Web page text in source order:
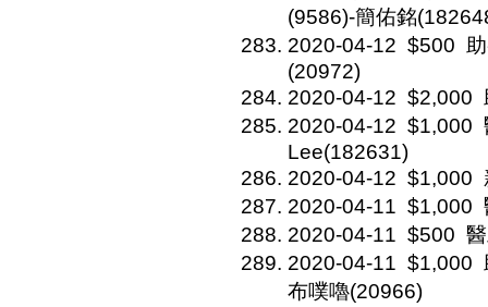
(9586)-簡佑銘
2020-04-12 $500
(20972)
2020-04-12 $2,000
2020-04-12 $1,000
Lee(182631)
2020-04-12 $1,000
2020-04-11 $1,000
2020-04-11 $500
2020-04-11 $1,000
布噗嚕(20966)